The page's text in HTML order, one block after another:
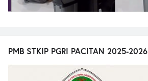
PMB STKIP PGRI PACITAN 2025-2026